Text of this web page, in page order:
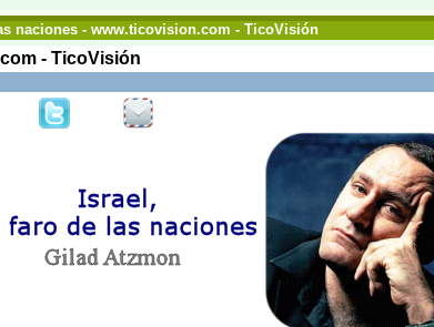
naciones - www.ticovision.com - TicoVisión
- TicoVisión